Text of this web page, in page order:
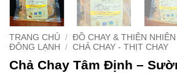
TRANG CHỦ / ĐỒ CHAY & THIÊN NHIÊN
ĐÔNG LẠNH
/ CHẢ CHAY - THỊT CHAY
Chả Chay Tâm Định –